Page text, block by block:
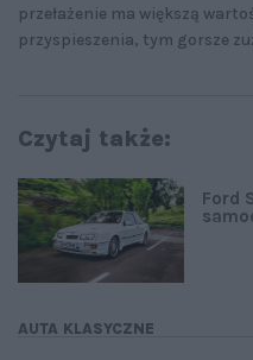
przełażenie ma większą
przyspieszenia, tym gorsze
Czytaj także:
AUTA KLASYCZNE
Ford